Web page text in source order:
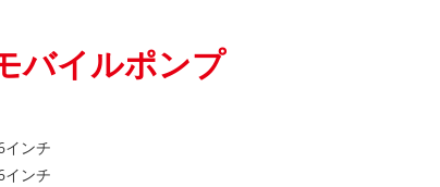
CUシリーズ 825-3438 KVA
バイルポンプ
インチ
インチ